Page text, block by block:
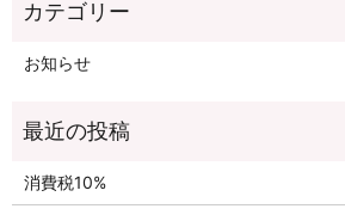
お知らせ
消費税10%